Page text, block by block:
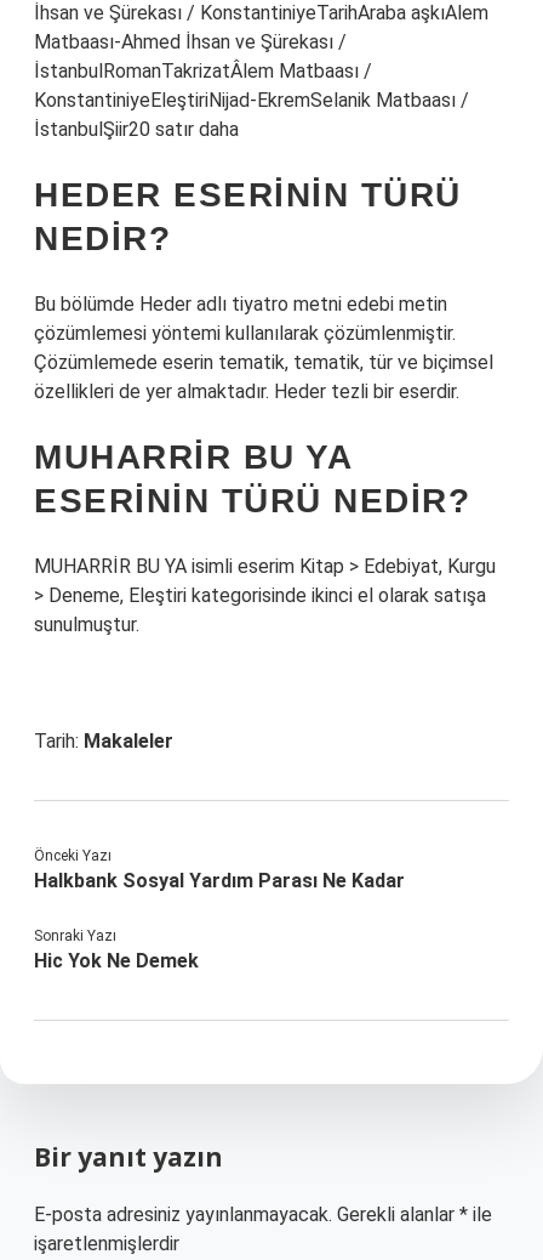
İhsan ve Şürekası / KonstantiniyeTarihAraba aşkıAlem
Matbaası-Ahmed İhsan ve Şürekası /
İstanbulRomanTakrizatÂlem Matbaası /
KonstantiniyeEleştiriNijad-EkremSelanik Matbaası /
İstanbulŞiir20 satır daha
HEDER ESERININ TÜRÜ
NEDIR?
Bu bölümde Heder adlı tiyatro metni edebi metin
çözümlemesi yöntemi kullanılarak çözümlenmiştir.
Çözümlemede eserin tematik, tematik, tür ve biçimsel
özellikleri de yer almaktadır. Heder tezli bir eserdir.
MUHARRIR BU YA
ESERININ TÜRÜ NEDIR?
MUHARRİR BU YA isimli eserim Kitap > Edebiyat, Kurgu
> Deneme, Eleştiri kategorisinde ikinci el olarak satışa
sunulmuştur.
Tarih: Makaleler
Önceki Yazı
Halkbank Sosyal Yardım Parası Ne Kadar
Sonraki Yazı
Hic Yok Ne Demek
Bir yanıt yazın
E-posta adresiniz yayınlanmayacak. Gerekli alanlar * ile
işaretlenmişlerdir